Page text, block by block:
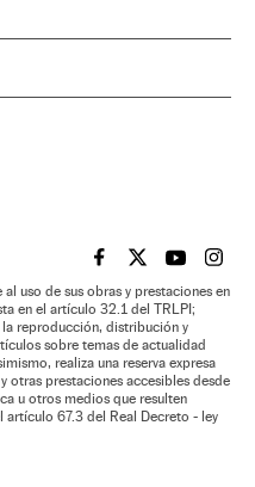
EL PAÍS BRASIL EN
EL PAÍSEL PAÍS
EL
uso de sus obras y prestaciones en
en el artículo 32.1 del TRLPI;
la reproducción, distribución y
sobre temas de actualidad
realiza una reserva expresa
otras prestaciones accesibles desde
u otros medios que resulten
67.3 del Real Decreto - ley